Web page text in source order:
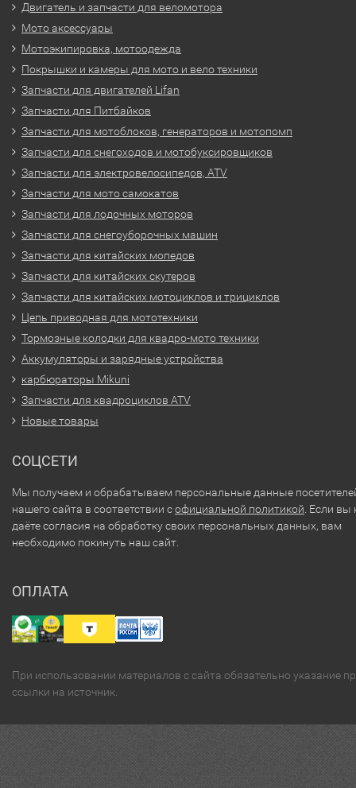
Двигатель и запчасти для веломотора
Мото аксессуары
Мотоэкипировка, мотоодежда
Покрышки и камеры для мото и вело техники
Запчасти для двигателей Lifan
Запчасти для Питбайков
Запчасти для мотоблоков, генераторов и мотопомп
Запчасти для снегоходов и мотобуксировщиков
Запчасти для электровелосипедов, ATV
Запчасти для мото самокатов
Запчасти для лодочных моторов
Запчасти для снегоуборочных машин
Запчасти для китайских мопедов
Запчасти для китайских скутеров
Запчасти для китайских мотоциклов и трициклов
Цепь приводная для мототехники
Тормозные колодки для квадро-мото техники
Аккумуляторы и зарядные устройства
карбюраторы Mikuni
Запчасти для квадроциклов ATV
Новые товары
СОЦСЕТИ
Мы получаем и обрабатываем персональные данные
нашего сайта в соответствии софициальной политикой . Если вы
даёте согласия на обработку своих персональных данных, вам
необходимо покинуть наш сайт.
ОПЛАТА
При использовании материалов с сайта обязательно указание
ссылки на источник.